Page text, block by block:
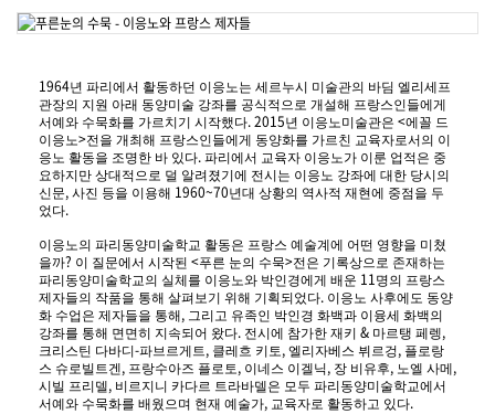
전시예정
파리이응노레지던스
아트랩대전
1964년 파리에서 활동하던 이응노는 세르누시 미술관의 바딤 엘리세프
관장의 지원 아래 동양미술 강좌를 공식적으로 개설해 프랑스인들에게
서예와 수묵화를 가르치기 시작했다. 2015년 이응노미술관은 <에꼴 드
이응노>전을 개최해 프랑스인들에게 동양화를 가르친 교육자로서의 이
응노 활동을 조명한 바 있다. 파리에서 교육자 이응노가 이룬 업적은 중
요하지만 상대적으로 덜 알려졌기에 전시는 이응노 강좌에 대한 당시의
신문, 사진 등을 이용해 1960~70년대 상황의 역사적 재현에 중점을 두
었다.
이응노의 파리동양미술학교 활동은 프랑스 예술계에 어떤 영향을 미쳤
을까? 이 질문에서 시작된 <푸른 눈의 수묵>전은 기록상으로 존재하는
파리동양미술학교의 실체를 이응노와 박인경에게 배운 11명의 프랑스
제자들의 작품을 통해 살펴보기 위해 기획되었다. 이응노 사후에도 동양
화 수업은 제자들을 통해 , 그리고 유족인 박인경 화백과 이융세 화백의
강좌를 통해 면면히 지속되어 왔다. 전시에 참가한 재키 & 마르탱 페렝,
크리스틴 다바디 -파브르게트, 클레흐 키토, 엘리자베스 뷔르겅, 플로랑
스 슈로빌트겐, 프랑수아즈 플로토, 이네스 이겔닉, 장 비유후, 노엘 사메 ,
시빌 프리델, 비르지니 카다르 트라바델은 모두 파리동양미술학교에서
서예와 수묵화를 배웠으며 현재 예술가, 교육자로 활동하고 있다.